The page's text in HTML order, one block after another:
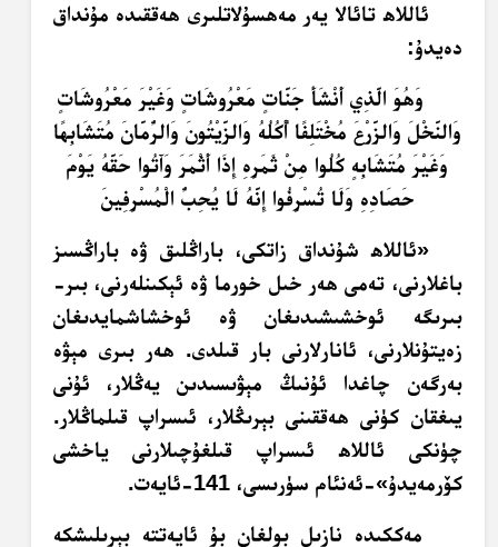
ئاللاھ تائالا يەر مەھسۇلاتلىرى ھەققىدە مۇنداق
دەيدۇ:
وَهُوَ الَّذِي أَنْشَأَ جَنَّاتٍ مَعْرُوشَاتٍ وَغَيْرَ مَعْرُوشَاتٍ
وَالنَّخْلَ وَالزَّرْعَ مُخْتَلِفًا أُكُلُهُ وَالزَّيْتُونَ وَالرُّمَّانَ مُتَشَابِهًا
وَغَيْرَ مُتَشَابِهٍ كُلُوا مِنْ ثَمَرِهِ إِذَا أَثْمَرَ وَآَتُوا حَقَّهُ يَوْمَ
حَصَادِهِ وَلَا تُسْرِفُوا إِنَّهُ لَا يُحِبُّ الْمُسْرِفِينَ
«ئاللاھ شۇنداق زاتكى، باراڭلىق ۋە باراڭسىز
باغلارنى، تەمى ھەر خىل خورما ۋە ئېكىنلەرنى، بىر-
بىرىگە ئوخشىشىدىغان ۋە ئوخشاشمايدىغان
زەيتۇنلارنى، ئانارلارنى بار قىلدى. ھەر بىرى مېۋە
بەرگەن چاغدا ئۇنىڭ مېۋىسىدىن يەڭلار، ئۇنى
يىغقان كۈنى ھەققىنى بېرىڭلار، ئىسراپ قىلماڭلار.
چۈنكى ئاللاھ ئىسراپ قىلغۇچىلارنى ياخشى
كۆرمەيدۇ»-ئەنئام سۈرىسى، 141-ئايەت.
مەككىدە نازىل بولغان بۇ ئايەتتە بېرىلىشكە